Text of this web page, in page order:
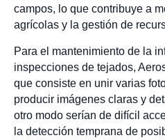
campos, lo que contribuye a
agrícolas y la gestión de
Para el mantenimiento de la
inspecciones de tejados,
que consiste en unir varias
producir imágenes claras y
otro modo serían de difícil
la detección temprana de